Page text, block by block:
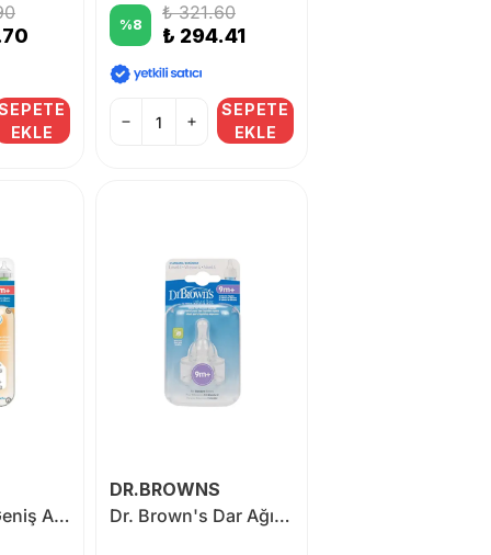
EKLE
%8
₺ 321.60
₺ 294.41
SEPETE
EKLE
Dr. Brown's Geniş Ağız 1.Seviye 0+ Silikon Biberon Emziği 2'li
DR.BROWNS
Dr. Brown's Dar Ağız 4.Seviye 9+ Silikon Biberon Emziği 2'li